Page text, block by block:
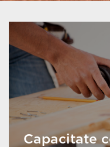
Capacitate